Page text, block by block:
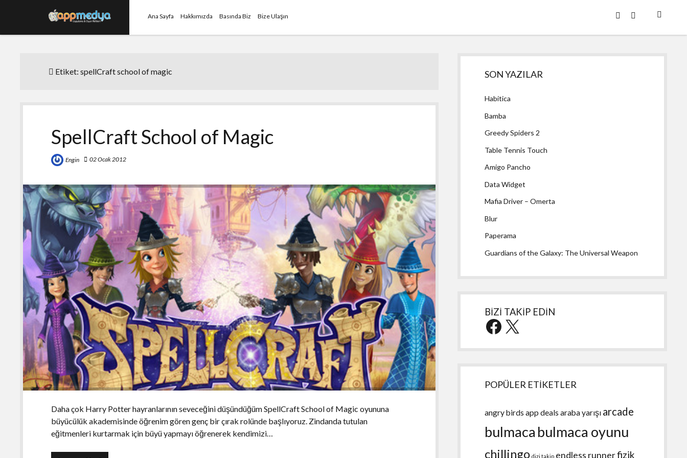
Ana Sayfa Hakkımızda Basında Biz Bize Ulaşın twitterfacebook
Etiket:spellCraft school of magic
SpellCraft School of Magic
Engin 02 Ocak 2012
Daha çok Harry Potter hayranlarının seveceğini düşündüğüm SpellCraft School of Magic oyununa
büyücülük akademisinde öğrenim gören genç bir çırak rolünde başlıyoruz. Zindanda tutulan
eğitmenleri kurtarmak için büyü yapmayı öğrenerek kendimizi…
Yan
Menü
SON YAZILAR
Habitica
Bamba
Greedy Spiders 2
Table Tennis Touch
Amigo Pancho
Data Widget
Mafia Driver – Omerta
Blur
Paperama
Guardians of the Galaxy: The Universal Weapon
BİZİ TAKİP EDİN
Facebook
X
POPÜLER ETİKETLER
angry birds app deals araba yarışı arcade
bulmaca bulmaca oyunu
chillingo dizi takip endless runnerfizik